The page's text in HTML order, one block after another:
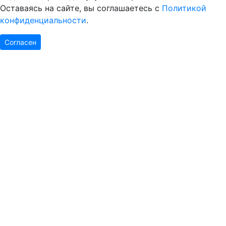
Оставаясь на сайте, вы соглашаетесь с Политикой
конфиденциальности.
Согласен